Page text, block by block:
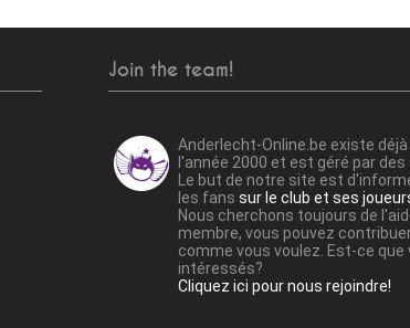
Join the team!
Anderlecht-Online.be existe
l'année 2000 et est géré par des
Le but de notre site est
les fans sur le club et ses
Nous cherchons toujours de
membre, vous pouvez
comme vous voulez. Est-ce que
intéressés?
Cliquez ici pour nous rejoindre!